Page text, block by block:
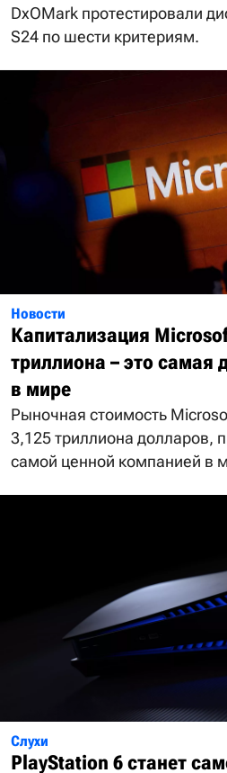
DxOMark протестировали
S24 по шести критериям.
Новости
Капитализация
триллиона – это самая
в мире
Рыночная стоимость
3,125 триллиона долларов,
самой ценной компанией в
Слухи
PlayStation 6 станет